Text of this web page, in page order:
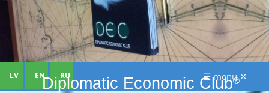
Diplomatic Economic Club®
LV EN RU ☰ menu ✕